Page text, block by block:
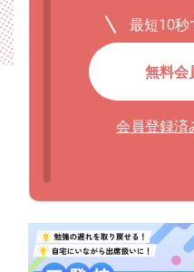
最短10秒
無料会
会員登録済